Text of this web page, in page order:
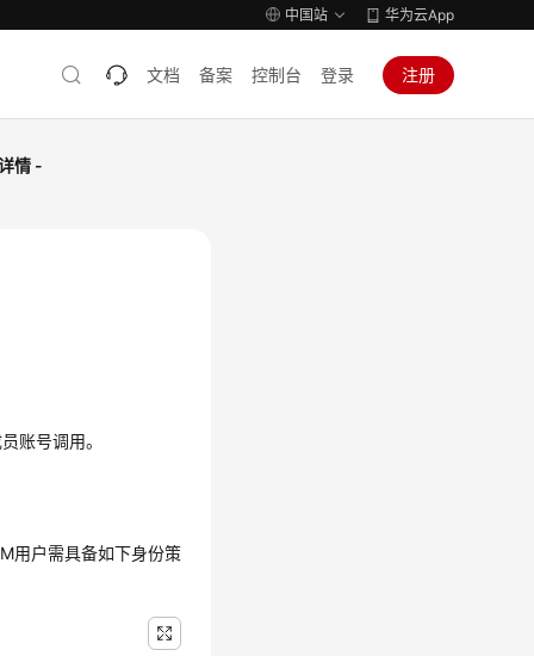
中国站 华为云App
文档 备案 控制台 登录 注册
情 -
账号调用。
用户需具备如下身份策